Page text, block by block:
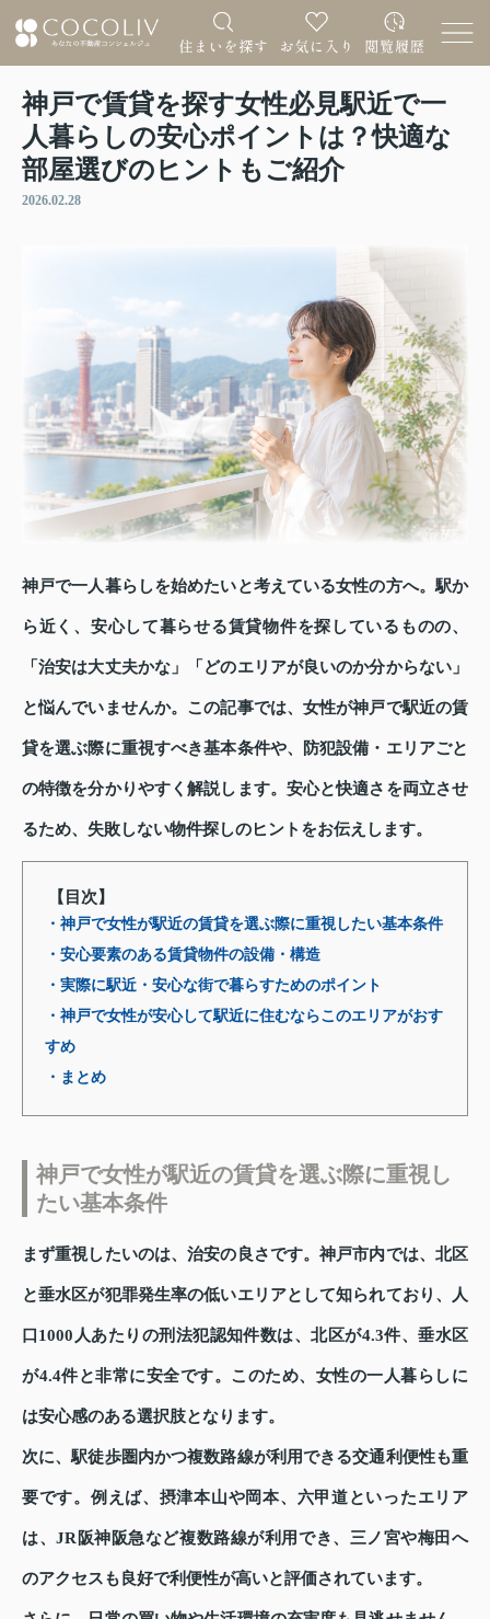
神戸で賃貸を探す女性必見駅近で一
人暮らしの安心ポイントは？快適な
部屋選びのヒントもご紹介
2026.02.28
神戸で一人暮らしを始めたいと考えている女性の方へ。駅か
ら近く、安心して暮らせる賃貸物件を探しているものの、
「治安は大丈夫かな」「どのエリアが良いのか分からない」
と悩んでいませんか。この記事では、女性が神戸で駅近の賃
貸を選ぶ際に重視すべき基本条件や、防犯設備・エリアごと
の特徴を分かりやすく解説します。安心と快適さを両立させ
るため、失敗しない物件探しのヒントをお伝えします。
【目次】
・神戸で女性が駅近の賃貸を選ぶ際に重視したい基本条件
・安心要素のある賃貸物件の設備・構造
・実際に駅近・安心な街で暮らすためのポイント
・神戸で女性が安心して駅近に住むならこのエリアがおす
すめ
・まとめ
神戸で女性が駅近の賃貸を選ぶ際に重視し
たい基本条件
まず重視したいのは、治安の良さです。神戸市内では、北区
と垂水区が犯罪発生率の低いエリアとして知られており、人
口1000人あたりの刑法犯認知件数は、北区が4.3件、垂水区
が4.4件と非常に安全です。このため、女性の一人暮らしに
は安心感のある選択肢となります。
次に、駅徒歩圏内かつ複数路線が利用できる交通利便性も重
要です。例えば、摂津本山や岡本、六甲道といったエリア
は、JR阪神阪急など複数路線が利用でき、三ノ宮や梅田へ
のアクセスも良好で利便性が高いと評価されています。